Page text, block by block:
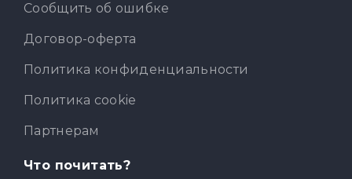
Сообщить об ошибке
Договор-оферта
Политика конфиденциальности
Политика cookie
Партнерам
Что почитать?